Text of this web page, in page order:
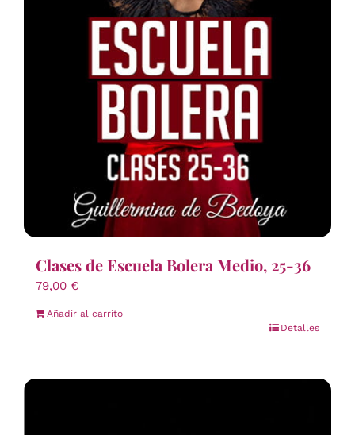
Clases de Escuela Bolera Medio, 25-36
79,00 €
Añadir al carrito
Detalles